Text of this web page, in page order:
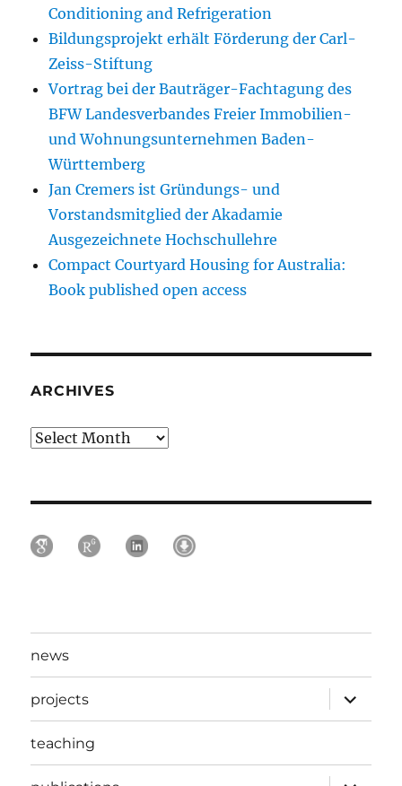
Conditioning and Refrigeration
Bildungsprojekt erhält Förderung der Carl-
Zeiss-Stiftung
Vortrag bei der Bauträger-Fachtagung des
BFW Landesverbandes Freier Immobilien-
und Wohnungsunternehmen Baden-
Württemberg
Jan Cremers ist Gründungs- und
Vorstandsmitglied der Akadamie
Ausgezeichnete Hochschullehre
Compact Courtyard Housing for Australia:
Book published open access
ARCHIVES
Archives
news
projects
expand
child
menu
teaching
expand